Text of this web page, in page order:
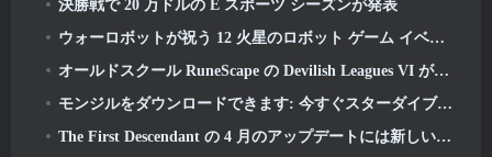
決勝戦で 20 万ドルの E スポーツ シーズンが発表
ウォーロボットが祝う 12 火星のロボット ゲーム イベントの年
オールドスクール RuneScape の Devilish Leagues VI が本日発売
モンジルをダウンロードできます: 今すぐスターダイブクライアント
The First Descendant の 4 月のアップデートには新しいエンドゲーム コンテンツのベータ版が含まれます